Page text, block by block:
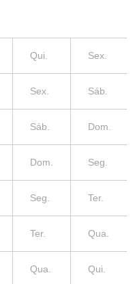
Qui. Sex.
Sex. Sáb.
Sáb. Dom.
Dom. Seg.
Seg. Ter.
Ter. Qua.
Qua. Qui.